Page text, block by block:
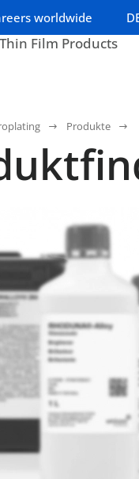
worldwide
Thin Film Products
Produkte